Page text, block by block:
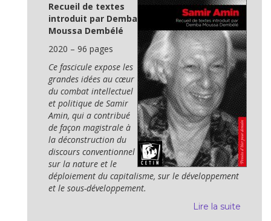
Recueil de textes
introduit par Demba
Moussa Dembélé
2020 – 96 pages
Ce fascicule expose les
grandes idées au cœur
du combat intellectuel
et politique de Samir
Amin, qui a contribué
de façon magistrale à
la déconstruction du
discours conventionnel
sur la nature et le
déploiement du capitalisme, sur le développement
et le sous-développement.
Lire la suite